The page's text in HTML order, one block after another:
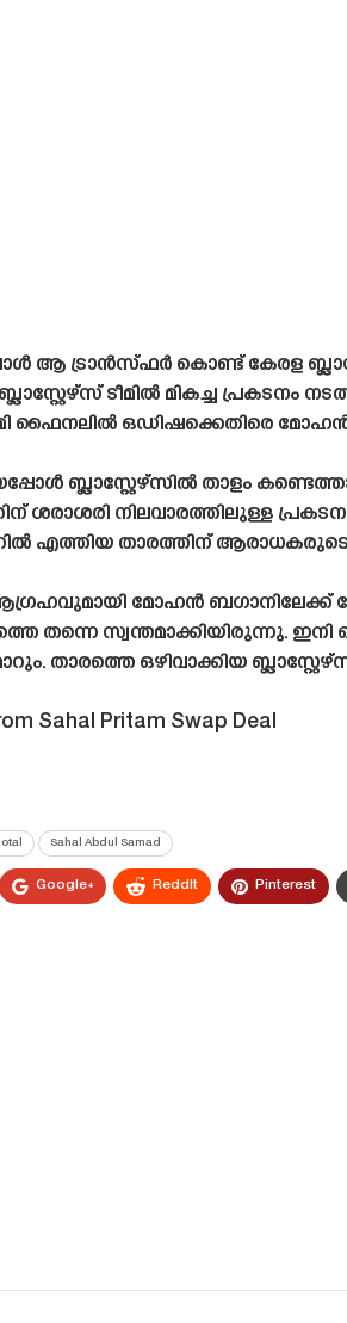
ആ ട്രാൻസ്‌ഫർ കൊണ്ട് കേരള
ബ്ലാസ്റ്റേഴ്‌സ് ടീമിൽ മികച്ച
ഫൈനലിൽ ഒഡിഷക്കെതിരെ
ബ്ലാസ്റ്റേഴ്‌സിൽ താളം
ശരാശരി നിലവാരത്തിലുള്ള
എത്തിയ താരത്തിന് ആരാധകരുടെ
മോഹൻ ബഗാനിലേക്ക്
സ്വന്തമാക്കിയിരുന്നു. ഇനി
താരത്തെ ഒഴിവാക്കിയ
Sahal Pritam Swap Deal
Sahal Abdul Samad
Google+ ReddIt Pinterest